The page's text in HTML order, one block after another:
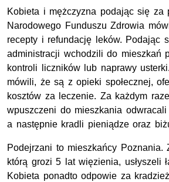
Kobieta i mężczyzna podając się za
Narodowego Funduszu Zdrowia
recepty i refundację leków. Podając
administracji wchodzili do mieszkań
kontroli liczników lub naprawy
mówili, że są z opieki społecznej,
kosztów za leczenie. Za każdym
wpuszczeni do mieszkania odwracali
a następnie kradli pieniądze oraz
Podejrzani to mieszkańcy Poznania.
którą grozi 5 lat więzienia, usłyszeli
Kobieta ponadto odpowie za